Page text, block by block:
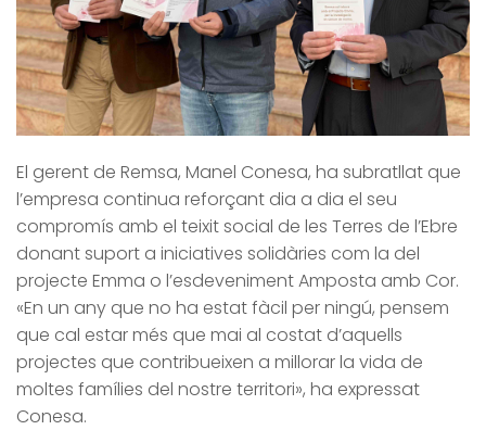
El gerent de Remsa, Manel Conesa, ha subratllat que
l’empresa continua reforçant dia a dia el seu
compromís amb el teixit social de les Terres de l’Ebre
donant suport a iniciatives solidàries com la del
projecte Emma o l’esdeveniment Amposta amb Cor.
«En un any que no ha estat fàcil per ningú, pensem
que cal estar més que mai al costat d’aquells
projectes que contribueixen a millorar la vida de
moltes famílies del nostre territori», ha expressat
Conesa.